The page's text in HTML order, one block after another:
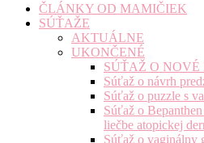
ČLÁNKY OD MAMIČIEK
SÚŤAŽE
AKTUÁLNE
UKONČENÉ
SÚŤAŽ O NOVÉ
Súťaž o návrh
Súťaž o puzzle s
Súťaž o
liečbe atopickej
Súťaž o vaginálny